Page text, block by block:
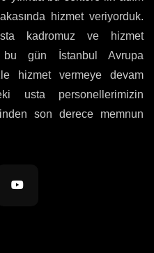
hizmet veriyorduk.
kadromuz ve hizmet
bu gün İstanbul Avrupa
hizmet vermeye devam
usta personellerimizin
son derece memnun